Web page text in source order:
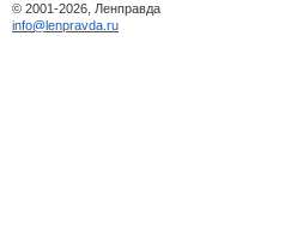
© 2001-2026, Ленправда
info@lenpravda.ru